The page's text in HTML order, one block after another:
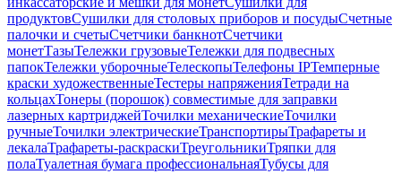
продуктовСушилки для столовых приборов и посудыСчетные
палочки и счетыСчетчики банкнотСчетчики
монетТазыТележки грузовыеТележки для подвесных
папокТележки уборочныеТелескопыТелефоны IPТемперные
краски художественныеТестеры напряженияТетради на
кольцахТонеры (порошок) совместимые для заправки
лазерных картриджейТочилки механическиеТочилки
ручныеТочилки электрическиеТранспортирыТрафареты и
лекалаТрафареты-раскраскиТреугольникиТряпки для
полаТуалетная бумага профессиональнаяТубусы для